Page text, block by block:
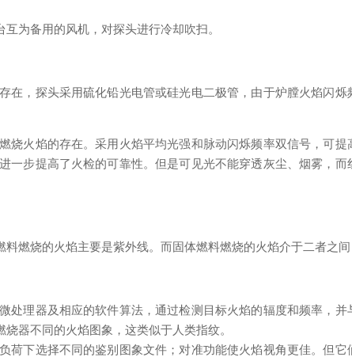
为备用的风机，对探头进行冷却吹扫。
，探头采用硫化铅光电管或硅光电二极管，由于炉膛火焰闪烁
火焰的存在。采用火焰平均光强和脉动闪烁频率双信号，可提
步提高了火检的可靠性。但是可见光不能穿透灰尘、烟雾，而
燃烧的火焰主要是紫外线。而固体燃料燃烧的火焰介于二者之间
理器及相应的软件算法，通过检测目标火焰的辐度和频率，
器不同的火焰图象，这类似于人类指纹。
下选择不同的鉴别图象文件；对准功能使火焰视角更佳。但